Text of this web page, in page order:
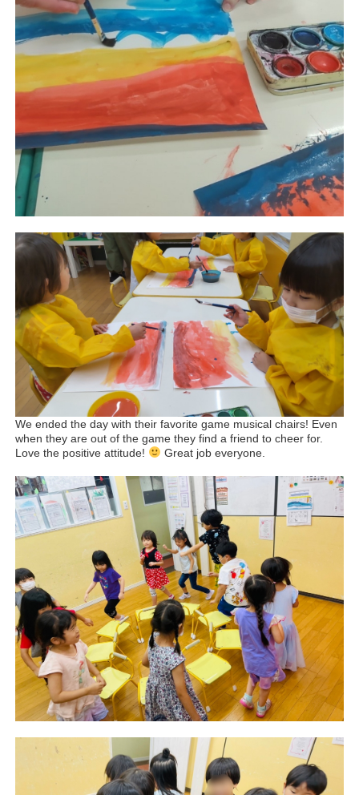
We ended the day with their favorite game musical chairs! Even
when they are out of the game they find a friend to cheer for.
Love the positive attitude!
Great job everyone.